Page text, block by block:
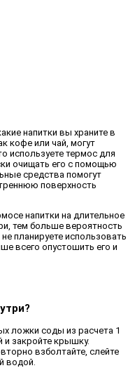
напитки вы храните в
кофе или чай, могут
используете термос для
очищать его с помощью
средства помогут
поверхность
напитки на длительное
тем больше вероятность
планируете использовать
всего опустошить его и
ложки соды из расчета 1
и закройте крышку.
взболтайте, слейте
водой.